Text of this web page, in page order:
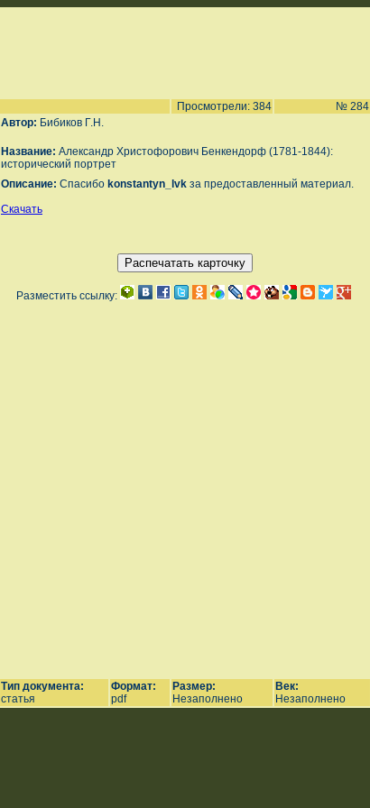
Просмотрели: 384
№ 284
Автор: Бибиков Г.Н.
Название: Александр Христофорович Бенкендорф (1781-1844):
исторический портрет
Описание: Спасибо konstantyn_lvk за предоставленный материал.
Скачать
Разместить ссылку:
Тип документа:
статья
Формат:
pdf
Размер:
Незаполнено
Век:
Незаполнено